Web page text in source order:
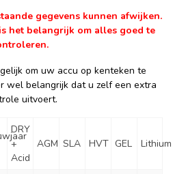
gegevens kunnen afwijken.
het belangrijk om alles goed te
om uw accu op kenteken te
wel belangrijk dat u zelf een extra
uitvoert.
DRY
+
Acid
AGM SLA HVT GEL Lithium